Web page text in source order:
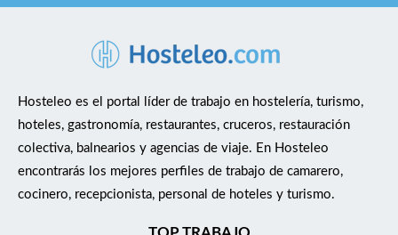
Hosteleo es el portal líder de trabajo en hostelería, turismo,
hoteles, gastronomía, restaurantes, cruceros, restauración
colectiva, balnearios y agencias de viaje. En Hosteleo
encontrarás los mejores perfiles de trabajo de camarero,
cocinero, recepcionista, personal de hoteles y turismo.